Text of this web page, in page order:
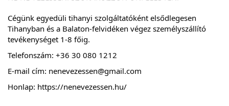
Cégünk egyedüli tihanyi szolgáltatóként elsődlegesen
Tihanyban és a Balaton-felvidéken végez személyszállító
tevékenységet 1-8 főig.
Telefonszám: +36 30 080 1212
E-mail cím: nenevezessen@gmail.com
Honlap: https://nenevezessen.hu/